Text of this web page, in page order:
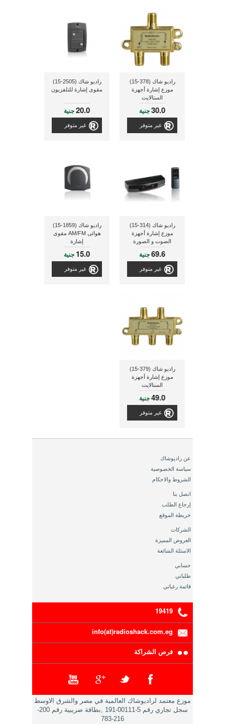
راديو شاك (378-15)
موزع إشارة أجهزة
الستالايت
30.0جنية
غير متوفر
راديو شاك (2505-15)
مقوى إشارة للتلفزيون
20.0جنية
غير متوفر
راديو شاك (314-15)
موزع إشارة أجهزة
الصوت و الصورة
69.6جنية
غير متوفر
راديو شاك (1859-15)
هوائى AM/FM مقوى
إشارة
15.0 جنية
غير متوفر
راديو شاك (379-15)
موزع إشارة أجهزة
الستالايت
49.0جنية
غير متوفر
عن راديوشاك
سياسة الخصوصية
الشروط والاحكام
اتصل بنا
إرجاع الطلب
خريطة الموقع
الشركات
العروض المميزة
الاسئلة الشائعة
حسابي
طلباتي
قائمة رغباتي
19419
info(at)radioshack.com.eg
فرص الشراكة
موزع معتمد لراديوشاك العالمية في مصر والشرق الاوسط
سجل تجاري رقم 5-00111-191 ,بطاقة ضريبية رقم 200-
216-783